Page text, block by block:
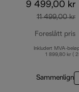
9 499,00 kr
11 499,00 kr
Foreslått pris
Inkludert MVA-
1 899,80 kr (
Sammenlign